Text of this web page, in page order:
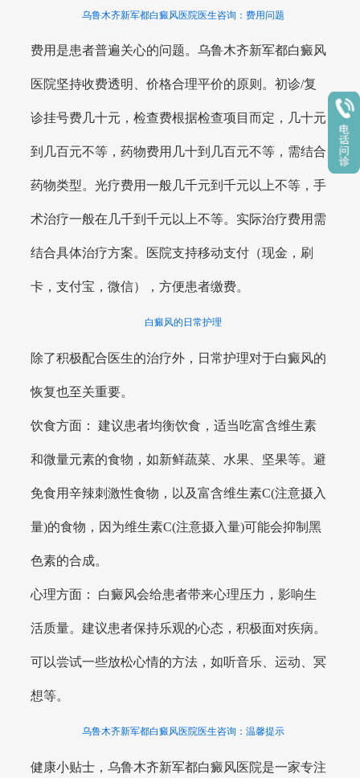
乌鲁木齐新军都白癜风医院医生咨询：费用问题
费用是患者普遍关心的问题。乌鲁木齐新军都白癜风
医院坚持收费透明、价格合理平价的原则。初诊/复
诊挂号费几十元，检查费根据检查项目而定，几十元
到几百元不等，药物费用几十到几百元不等，需结合
药物类型。光疗费用一般几千元到千元以上不等，手
术治疗一般在几千到千元以上不等。实际治疗费用需
结合具体治疗方案。医院支持移动支付（现金，刷
卡，支付宝，微信），方便患者缴费。
白癜风的日常护理
除了积极配合医生的治疗外，日常护理对于白癜风的
恢复也至关重要。
饮食方面： 建议患者均衡饮食，适当吃富含维生素
和微量元素的食物，如新鲜蔬菜、水果、坚果等。避
免食用辛辣刺激性食物，以及富含维生素C(注意摄入
量)的食物，因为维生素C(注意摄入量)可能会抑制黑
色素的合成。
心理方面： 白癜风会给患者带来心理压力，影响生
活质量。建议患者保持乐观的心态，积极面对疾病。
可以尝试一些放松心情的方法，如听音乐、运动、冥
想等。
乌鲁木齐新军都白癜风医院医生咨询：温馨提示
健康小贴士，乌鲁木齐新军都白癜风医院是一家专注